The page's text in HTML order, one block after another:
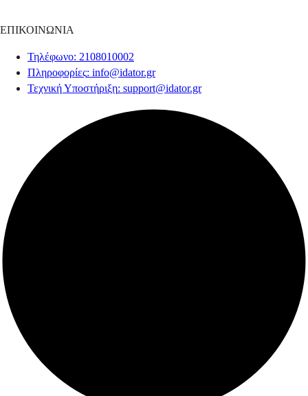
ΕΠΙΚΟΙΝΩΝΙΑ
Τηλέφωνο: 2108010002
Πληροφορίες: info@idator.gr
Τεχνική Υποστήριξη: support@idator.gr